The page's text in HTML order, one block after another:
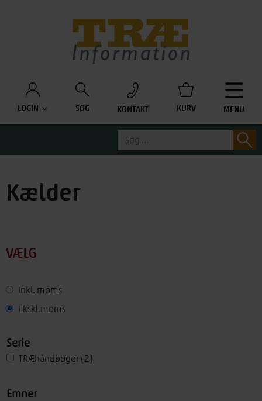
LOGIN SØG KONTAKT KURV MENU
Søg
efter:
Kælder
VÆLG
Inkl. moms
Ekskl.moms
Serie
TRÆhåndbøger (2)
Emner